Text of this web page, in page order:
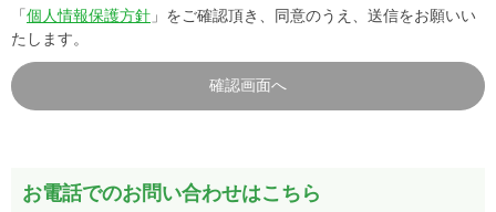
「個人情報保護方針 」をご確認頂き、同意のうえ、送信をお願いい
たします。
お電話でのお問い合わせはこちら